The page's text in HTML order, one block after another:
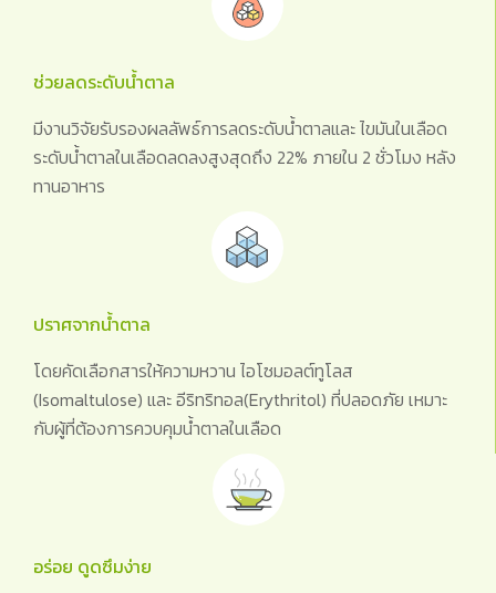
ช่วยลดระดับน้ำตาล
มีงานวิจัยรับรองผลลัพธ์การลดระดับน้ำตาลและ ไขมันในเลือด
ระดับน้ำตาลในเลือดลดลงสูงสุดถึง 22% ภายใน 2 ชั่วโมง หลัง
ทานอาหาร
ปราศจากน้ำตาล
โดยคัดเลือกสารให้ความหวาน ไอโซมอลต์ทูโลส
(Isomaltulose) และ อีริทริทอล(Erythritol) ที่ปลอดภัย เหมาะ
กับผู้ที่ต้องการควบคุมน้ำตาลในเลือด
อร่อย ดูดซึมง่าย